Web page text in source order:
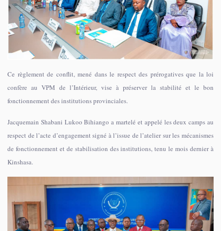
Ce règlement de conflit, mené dans le respect des prérogatives que la loi
confère au VPM de l’Intérieur, vise à préserver la stabilité et le bon
fonctionnement des institutions provinciales.
Jacquemain Shabani Lukoo Bihiango a martelé et appelé les deux camps au
respect de l’acte d’engagement signé à l’issue de l’atelier sur les mécanismes
de fonctionnement et de stabilisation des institutions, tenu le mois dernier à
Kinshasa.